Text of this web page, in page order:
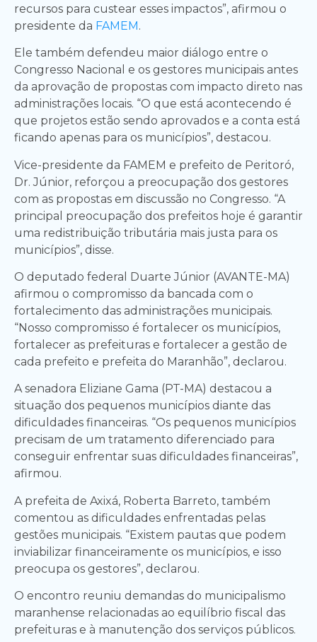
recursos para custear esses impactos”, afirmou o
presidente da FAMEM.
Ele também defendeu maior diálogo entre o
Congresso Nacional e os gestores municipais antes
da aprovação de propostas com impacto direto nas
administrações locais. “O que está acontecendo é
que projetos estão sendo aprovados e a conta está
ficando apenas para os municípios”, destacou.
Vice-presidente da FAMEM e prefeito de Peritoró,
Dr. Júnior, reforçou a preocupação dos gestores
com as propostas em discussão no Congresso. “A
principal preocupação dos prefeitos hoje é garantir
uma redistribuição tributária mais justa para os
municípios”, disse.
O deputado federal Duarte Júnior (AVANTE-MA)
afirmou o compromisso da bancada com o
fortalecimento das administrações municipais.
“Nosso compromisso é fortalecer os municípios,
fortalecer as prefeituras e fortalecer a gestão de
cada prefeito e prefeita do Maranhão”, declarou.
A senadora Eliziane Gama (PT-MA) destacou a
situação dos pequenos municípios diante das
dificuldades financeiras. “Os pequenos municípios
precisam de um tratamento diferenciado para
conseguir enfrentar suas dificuldades financeiras”,
afirmou.
A prefeita de Axixá, Roberta Barreto, também
comentou as dificuldades enfrentadas pelas
gestões municipais. “Existem pautas que podem
inviabilizar financeiramente os municípios, e isso
preocupa os gestores”, declarou.
O encontro reuniu demandas do municipalismo
maranhense relacionadas ao equilíbrio fiscal das
prefeituras e à manutenção dos serviços públicos.